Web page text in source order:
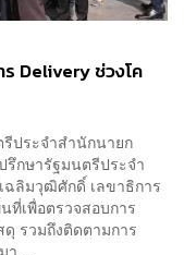
Delivery ช่วงโค
ประจำสำนักนายก
กษารัฐมนตรีประจำ
ลิมวุฒิศักดิ์ เลขาธิการ
ที่เพื่อตรวจสอบการ
รวมถึงติดตามการ
า...